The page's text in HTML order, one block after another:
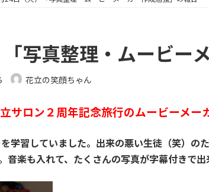
写真整理・ムービー
花立の笑顔ちゃん
サロン２周年記念旅行のムービーメー
学習していました。出来の悪い生徒（笑）
音楽も入れて、たくさんの写真が字幕付きで